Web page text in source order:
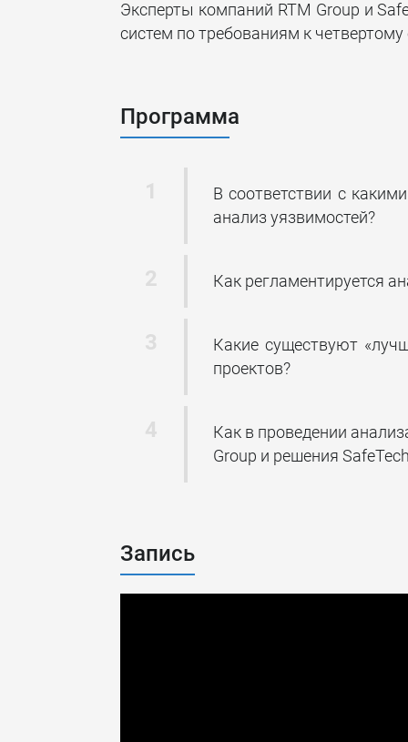
Эксперты компаний RTM Group и
систем по требованиям к
Программа
В соответствии с
анализ уязвимостей?
Как регламентируется
Какие существуют
проектов?
Как в проведении
Group и решения
Запись